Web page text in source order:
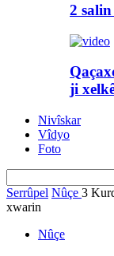
2
ji
Nivîskar
Vîdyo
Foto
Serrûpel Nûçe 3
xwarin
Nûçe